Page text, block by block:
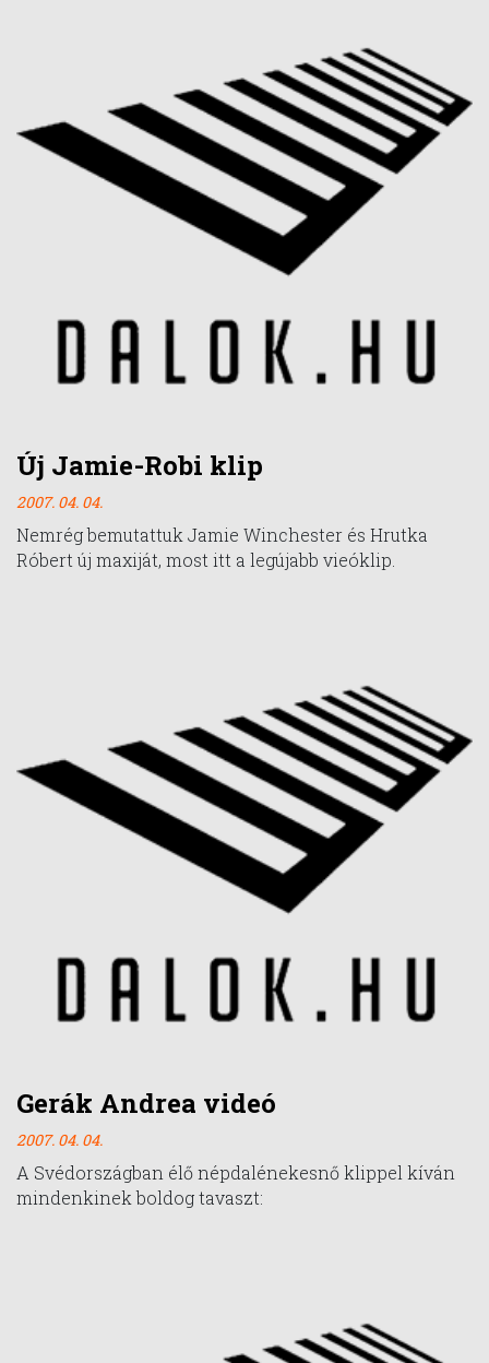
Új Jamie-Robi klip
2007. 04. 04.
Nemrég bemutattuk Jamie Winchester és Hrutka
Róbert új maxiját, most itt a legújabb vieóklip.
Gerák Andrea videó
2007. 04. 04.
A Svédországban élő népdalénekesnő klippel kíván
mindenkinek boldog tavaszt: